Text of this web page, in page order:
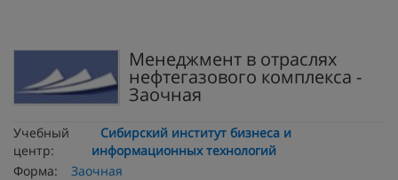
Менеджмент в отраслях
нефтегазового комплекса -
Заочная
Учебный
центр:
Сибирский институт бизнеса и
информационных технологий
Форма:
Заочная